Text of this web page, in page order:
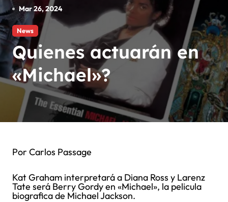
Mar 26, 2024
News
Quienes actuarán en
«Michael»?
Por Carlos Passage
Kat Graham interpretará a Diana Ross y Larenz
Tate será Berry Gordy en «Michael», la pelicula
biografica de Michael Jackson.